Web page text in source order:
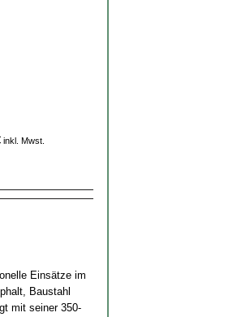
inkl. Mwst.
Einsätze im
Baustahl
mit seiner 350-